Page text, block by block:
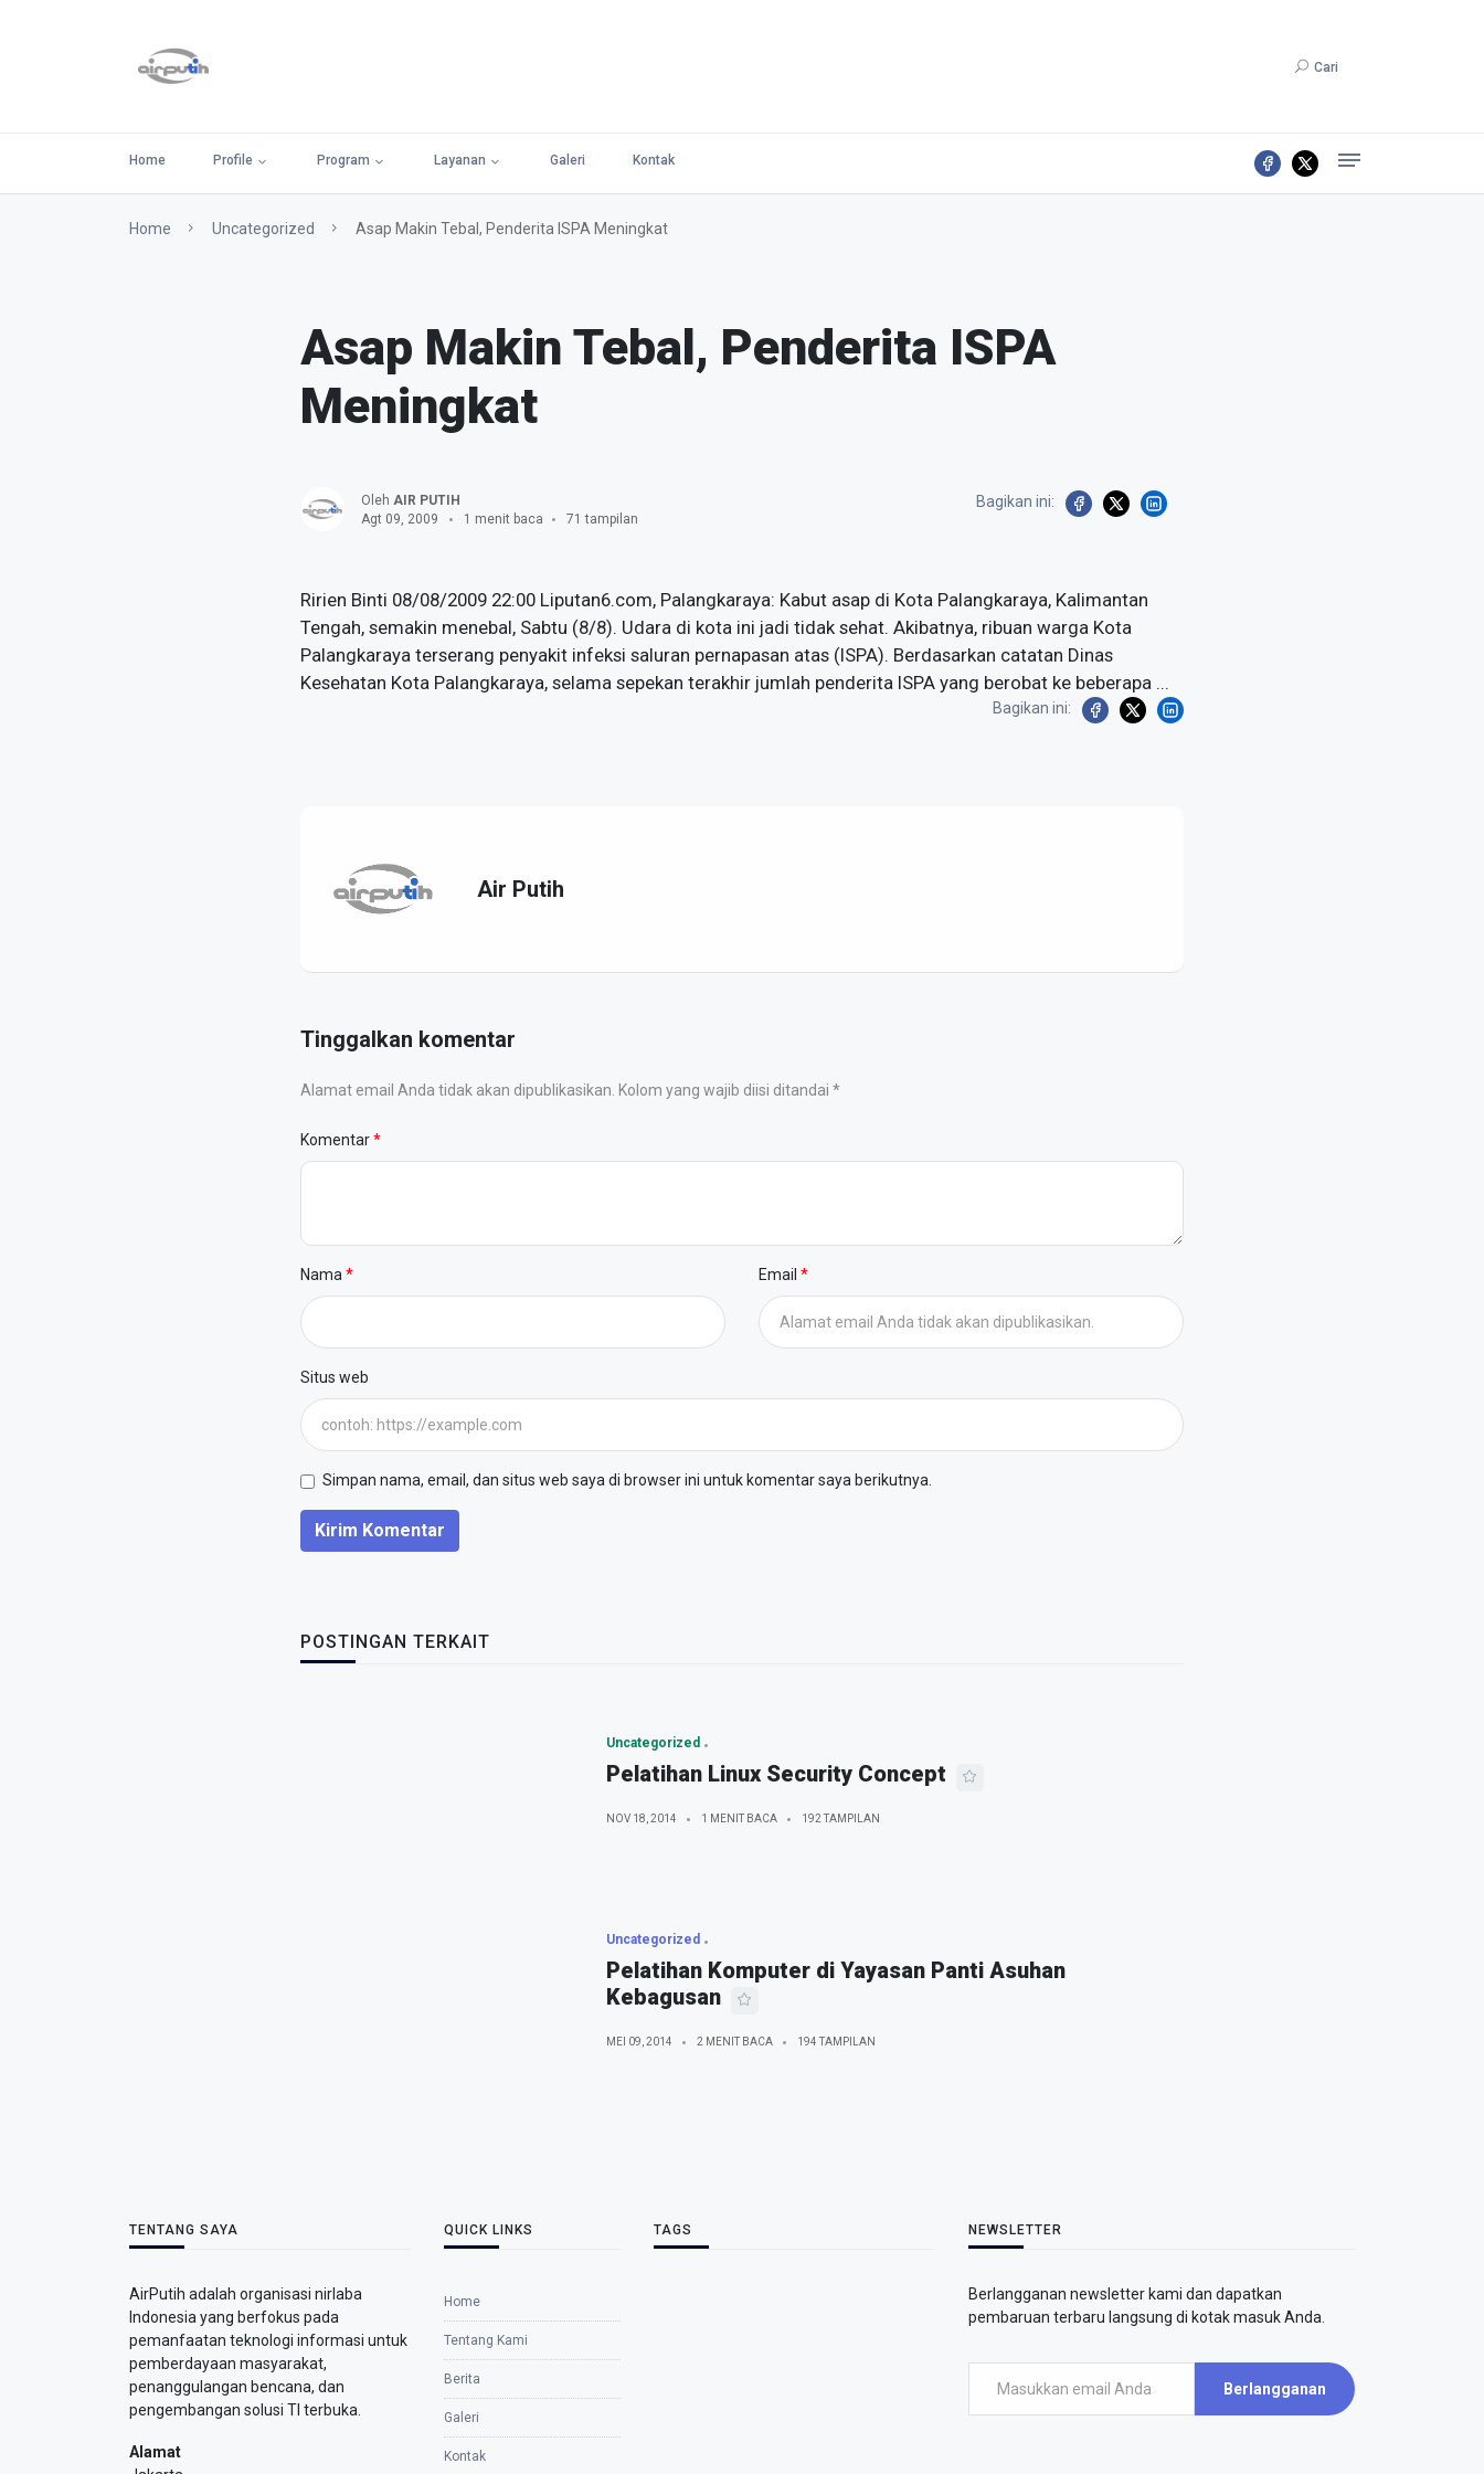
Cari
Home Profile Program Layanan Galeri Kontak
Home Uncategorized Asap Makin Tebal, Penderita ISPA Meningkat
Asap Makin Tebal, Penderita ISPA
Meningkat
Oleh AIR PUTIH
Agt 09, 2009
1 menit baca 71 tampilan
Bagikan ini:
Ririen Binti 08/08/2009 22:00 Liputan6.com, Palangkaraya: Kabut asap di Kota Palangkaraya, Kalimantan
Tengah, semakin menebal, Sabtu (8/8). Udara di kota ini jadi tidak sehat. Akibatnya, ribuan warga Kota
Palangkaraya terserang penyakit infeksi saluran pernapasan atas (ISPA). Berdasarkan catatan Dinas
Kesehatan Kota Palangkaraya, selama sepekan terakhir jumlah penderita ISPA yang berobat ke beberapa ...
Bagikan ini:
Air Putih
Tinggalkan komentar
Alamat email Anda tidak akan dipublikasikan. Kolom yang wajib diisi ditandai *
Komentar
Nama Email
Situs web
Simpan nama, email, dan situs web saya di browser ini untuk komentar saya berikutnya.
Kirim Komentar
POSTINGAN TERKAIT
Uncategorized
Pelatihan Linux Security Concept
NOV 18, 2014 1 MENIT BACA 192 TAMPILAN
Uncategorized
Pelatihan Komputer di Yayasan Panti Asuhan
Kebagusan
MEI 09, 2014 2 MENIT BACA 194 TAMPILAN
TENTANG SAYA
AirPutih adalah organisasi nirlaba
Indonesia yang berfokus pada
pemanfaatan teknologi informasi untuk
pemberdayaan masyarakat,
penanggulangan bencana, dan
pengembangan solusi TI terbuka.
Alamat
QUICK LINKS
Home
Tentang Kami
Berita
Galeri
Kontak
TAGS NEWSLETTER
Berlangganan newsletter kami dan dapatkan
pembaruan terbaru langsung di kotak masuk Anda.
Berlangganan